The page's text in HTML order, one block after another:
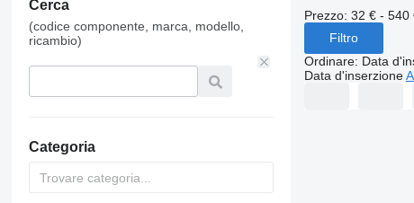
Cerca
(codice componente, marca, modello,
ricambio)
Categoria
Prezzo: 32 € - 540
Filtro
Ordinare: Data
Data d'inserzione